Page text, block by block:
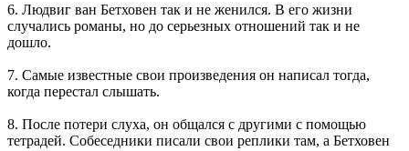
6. Людвиг ван Бетховен так и не женился. В его жизни
случались романы, но до серьезных отношений так и не
дошло.
7. Самые известные свои произведения он написал тогда,
когда перестал слышать.
8. После потери слуха, он общался с другими с помощью
тетрадей. Собеседники писали свои реплики там, а Бетховен